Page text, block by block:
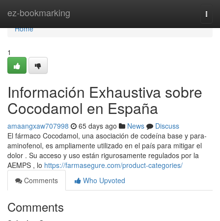
ez-bookmarking
Home
Home
1
Información Exhaustiva sobre
Cocodamol en España
amaangxaw707998 65 days ago News
Discuss
El fármaco Cocodamol, una asociación de codeína base y para-
aminofenol, es ampliamente utilizado en el país para mitigar el
dolor . Su acceso y uso están rigurosamente regulados por la
AEMPS , lo https://farmasegure.com/product-categories/
Comments
Who Upvoted
Comments